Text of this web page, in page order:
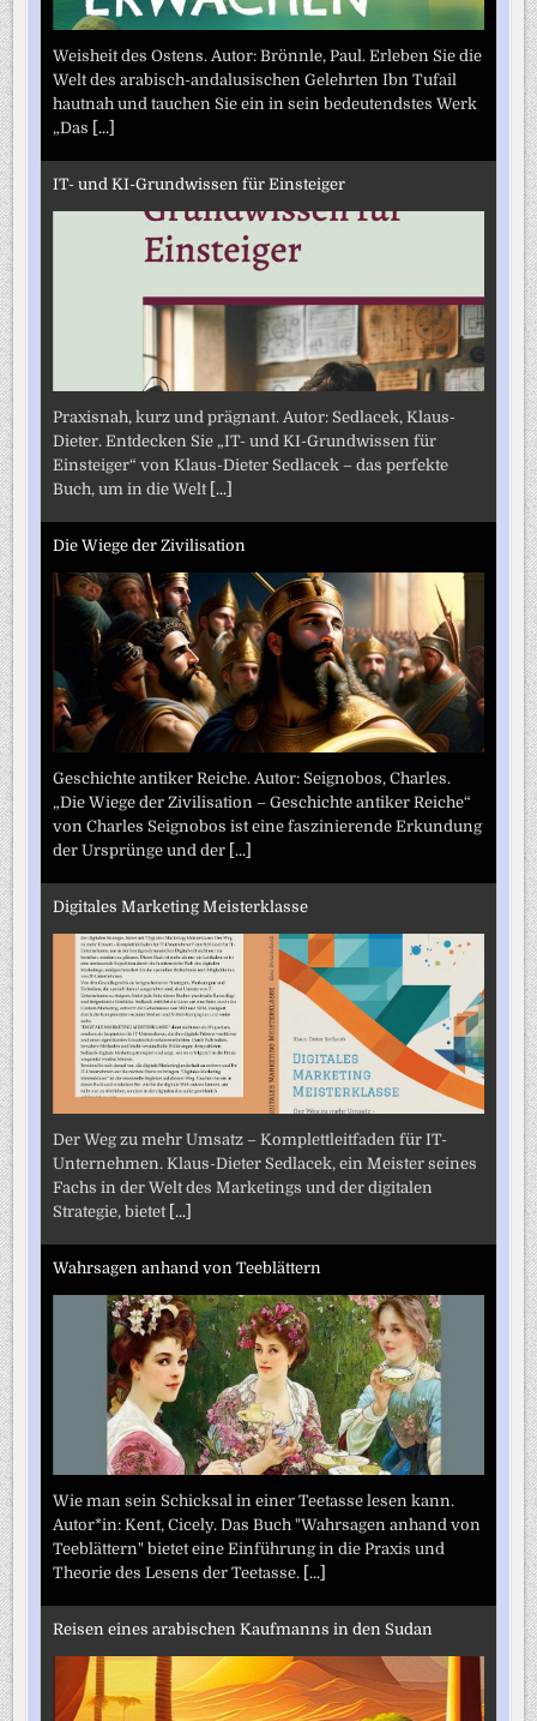
Weisheit des Ostens. Autor: Brönnle, Paul. Erleben Sie die
Welt des arabisch-andalusischen Gelehrten Ibn Tufail
hautnah und tauchen Sie ein in sein bedeutendstes Werk
„Das [...]
IT- und KI-Grundwissen für Einsteiger
Praxisnah, kurz und prägnant. Autor: Sedlacek, Klaus-
Dieter. Entdecken Sie „IT- und KI-Grundwissen für
Einsteiger“ von Klaus-Dieter Sedlacek – das perfekte
Buch, um in die Welt [...]
Die Wiege der Zivilisation
Geschichte antiker Reiche. Autor: Seignobos, Charles.
„Die Wiege der Zivilisation – Geschichte antiker Reiche“
von Charles Seignobos ist eine faszinierende Erkundung
der Ursprünge und der [...]
Digitales Marketing Meisterklasse
Der Weg zu mehr Umsatz – Komplettleitfaden für IT-
Unternehmen. Klaus-Dieter Sedlacek, ein Meister seines
Fachs in der Welt des Marketings und der digitalen
Strategie, bietet [...]
Wahrsagen anhand von Teeblättern
Wie man sein Schicksal in einer Teetasse lesen kann.
Autor*in: Kent, Cicely. Das Buch "Wahrsagen anhand von
Teeblättern" bietet eine Einführung in die Praxis und
Theorie des Lesens der Teetasse. [...]
Reisen eines arabischen Kaufmanns in den Sudan